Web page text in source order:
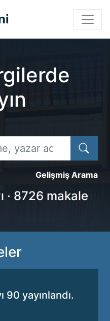
Arama Yapılacak Terim
Gelişmiş Arama
· 8726 makale
90 yayınlandı.